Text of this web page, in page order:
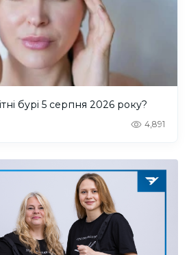
бурі 5 серпня 2026 року?
4,891